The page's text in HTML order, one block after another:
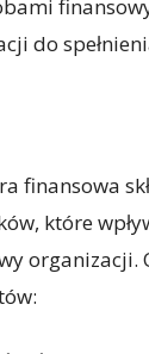
do
finansowa
które
organizacji.